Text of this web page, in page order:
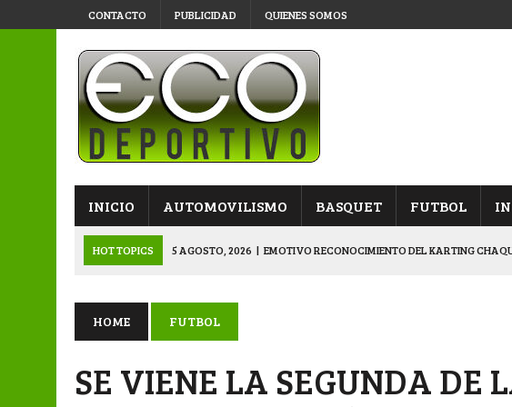
CONTACTO PUBLICIDAD QUIENES SOMOS
INICIO AUTOMOVILISMO BASQUET FUTBOL
HOT TOPICS 5 AGOSTO, 2026 | EMOTIVO RECONOCIMIENTO DEL KARTING
3 AGOSTO, 2026 | APERTURA: VÍA Y OBRAS YA ESTÁ EN SEMIS, TRAS DERROTAR A
5 AGOSTO, 2026 | NAPENAY-BELGRANO Y SPORTIVO-MONTENEGRINA, POR EL PASE
HOME FUTBOL
SE VIENE LA SEGUNDA DE